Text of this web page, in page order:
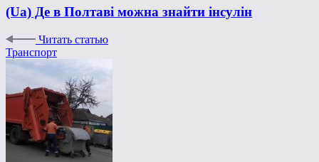
(Ua) Де в Полтаві можна знайти інсулін
Читать статью
Транспорт